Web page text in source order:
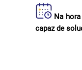
Na
capaz de